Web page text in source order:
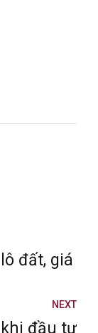
đất, giá
NEXT
đầu tư